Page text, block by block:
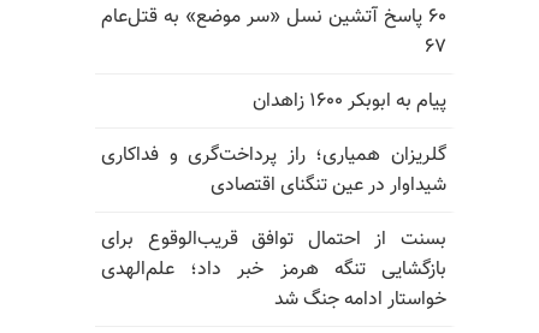
۶۰ پاسخ آتشین نسل «سر موضع» به قتل‌عام
۶۷
پیام به ابوبکر ۱۶۰۰ زاهدان
گلریزان همیاری؛ راز پرداخت‌گری و فداکاری
شیداوار در عین تنگنای اقتصادی
بسنت از احتمال توافق قریب‌الوقوع برای
بازگشایی تنگه هرمز خبر داد؛ علم‌الهدی
خواستار ادامه جنگ شد